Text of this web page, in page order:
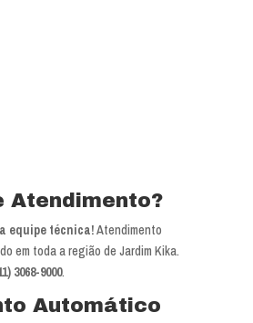
Atendimento?
equipe técnica!Atendimento
em toda a região de Jardim Kika.
3068-9000.
Automático